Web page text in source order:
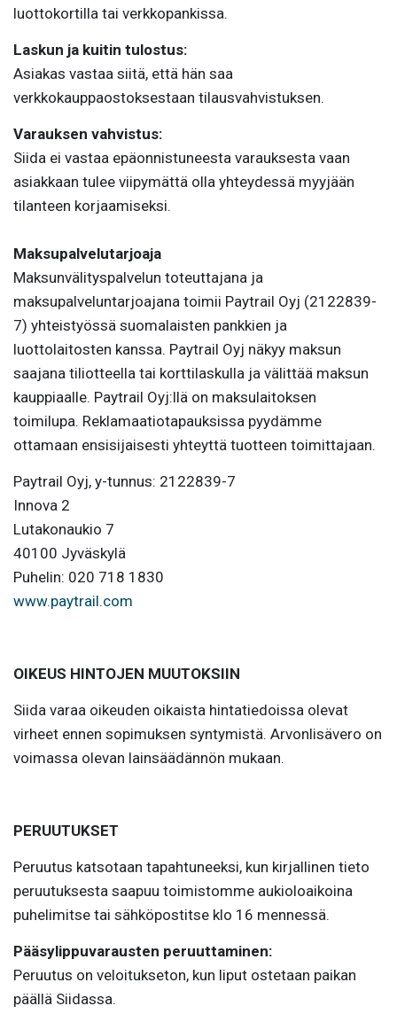
luottokortilla tai verkkopankissa.
Laskun ja kuitin tulostus:
Asiakas vastaa siitä, että hän saa
verkkokauppaostoksestaan tilausvahvistuksen.
Varauksen vahvistus:
Siida ei vastaa epäonnistuneesta varauksesta vaan
asiakkaan tulee viipymättä olla yhteydessä myyjään
tilanteen korjaamiseksi.
Maksupalvelutarjoaja
Maksunvälityspalvelun toteuttajana ja
maksupalveluntarjoajana toimii Paytrail Oyj (2122839-
7) yhteistyössä suomalaisten pankkien ja
luottolaitosten kanssa. Paytrail Oyj näkyy maksun
saajana tiliotteella tai korttilaskulla ja välittää maksun
kauppiaalle. Paytrail Oyj:llä on maksulaitoksen
toimilupa. Reklamaatiotapauksissa pyydämme
ottamaan ensisijaisesti yhteyttä tuotteen toimittajaan.
Paytrail Oyj, y-tunnus: 2122839-7
Innova 2
Lutakonaukio 7
40100 Jyväskylä
Puhelin: 020 718 1830
www.paytrail.com
OIKEUS HINTOJEN MUUTOKSIIN
Siida varaa oikeuden oikaista hintatiedoissa olevat
virheet ennen sopimuksen syntymistä. Arvonlisävero on
voimassa olevan lainsäädännön mukaan.
PERUUTUKSET
Peruutus katsotaan tapahtuneeksi, kun kirjallinen tieto
peruutuksesta saapuu toimistomme aukioloaikoina
puhelimitse tai sähköpostitse klo 16 mennessä.
Pääsylippuvarausten peruuttaminen:
Peruutus on veloitukseton, kun liput ostetaan paikan
päällä Siidassa.